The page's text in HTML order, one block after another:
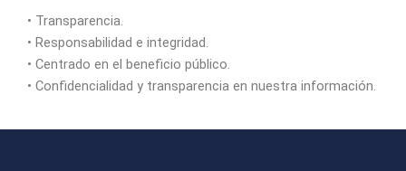
• Transparencia.
• Responsabilidad e integridad.
• Centrado en el beneficio público.
• Confidencialidad y transparencia en nuestra información.